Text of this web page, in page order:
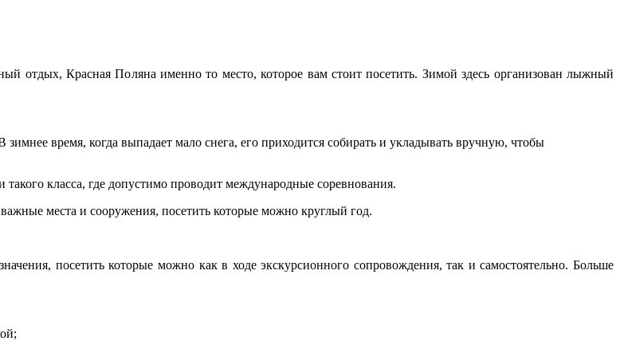
отдых, Красная Поляна именно то место, которое вам стоит посетить. Зимой здесь организован лыжный
время, когда выпадает мало снега, его приходится собирать и укладывать вручную, чтобы
класса, где допустимо проводит международные соревнования.
места и сооружения, посетить которые можно круглый год.
посетить которые можно как в ходе экскурсионного сопровождения, так и самостоятельно. Больше